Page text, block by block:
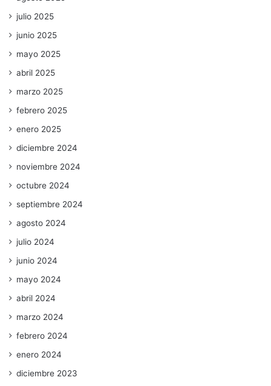
julio 2025
junio 2025
mayo 2025
abril 2025
marzo 2025
febrero 2025
enero 2025
diciembre 2024
noviembre 2024
octubre 2024
septiembre 2024
agosto 2024
julio 2024
junio 2024
mayo 2024
abril 2024
marzo 2024
febrero 2024
enero 2024
diciembre 2023